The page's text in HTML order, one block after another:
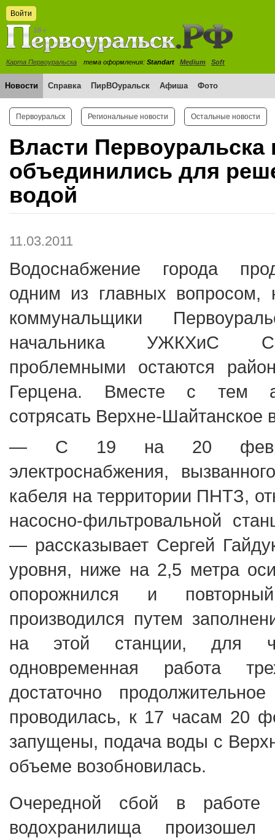
Войти
Карта Первоуральска тема оформления: Standart Medium Soft
Новости Справка ПирВОуральск Афиша Фото
Первоуральск Региональные новости Остальные новости
Власти Первоуральска
объединились для
водой
11.03.2011
Водоснабжение города
одним из главных вопросом,
коммунальщики
начальника УЖКХиС
проблемными остаются
Герцена. Вместе с тем
сотрясать Верхне-Шайтанское
— С 19 на 20
электроснабжения,
кабеля на территории ПНТЗ,
насосно-фильтровальной
— рассказывает Сергей
уровня, ниже на 2,5 метра
опорожнился и
производился путем
на этой станции, для
одновременная работа
достаточно
проводилась, к 17 часам 20
запущены, подача воды с
объеме возобновилась.
Очередной сбой в работе
водохранилища